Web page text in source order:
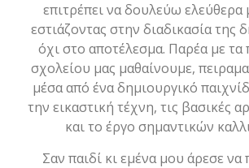
επιτρέπει να δουλεύω ελεύθερα
εστιάζοντας στην διαδικασία της
όχι στο αποτέλεσμα. Παρέα με τα
σχολείου μας μαθαίνουμε,
μέσα από ένα δημιουργικό
την εικαστική τέχνη, τις βασικές
και το έργο σημαντικών
Σαν παιδί κι εμένα μου άρεσε να